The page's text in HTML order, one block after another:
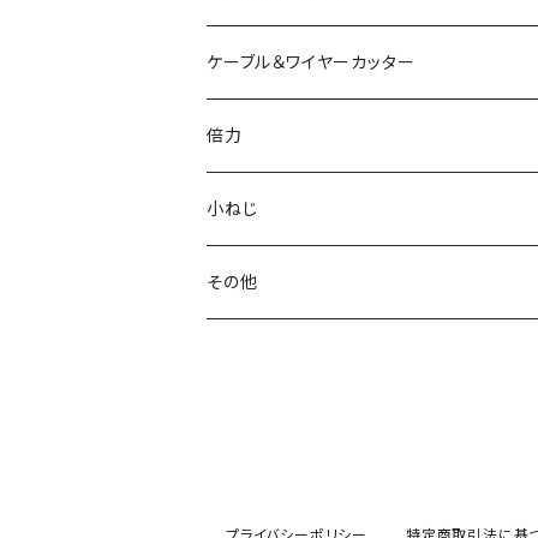
電工パワーニッパ
模型プロ ニッパ
ミニマイクロニッパ
マイクロニッパ
ハイプラスチックニッパ
スリムプラスチックニッパ
斜プラスチックニッパ
エッジプラスチックニッパ
電工パワーペンチ
マイクロラジオペンチ
ニードルノーズプライヤー
リードペンチ
ステンレス製ラジオペンチ
ミニプラスチックニッパ
エッジニッパ
ニードルノーズプライヤー
ミニリードペンチ
ニッパ
プラスチックニッパ
ラジオペンチ
リードペンチ
ケーブル＆ワイヤーカッター
電工Fペンチ
ケーブルカッター
ワイヤーカッター
倍力
グリーンシリーズ
ジュエリーカッター
小ねじ
トラスねじバイス
その他